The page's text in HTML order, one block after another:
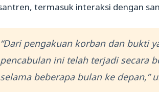
termasuk interaksi dengan
“Dari pengakuan korban dan bukti
pencabulan ini telah terjadi secara
selama beberapa bulan ke depan,”